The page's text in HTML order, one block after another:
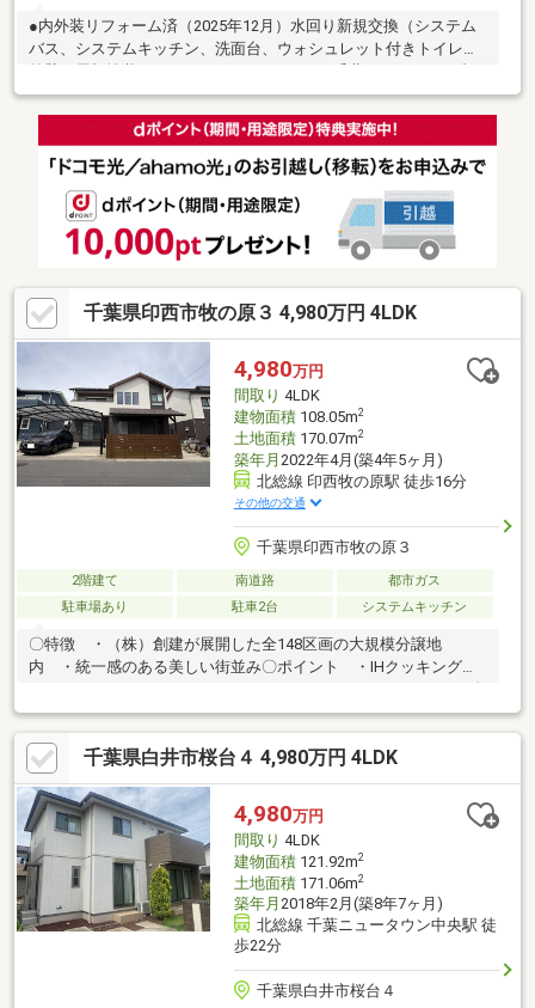
●内外装リフォーム済（2025年12月）水回り新規交換（システム
バス、システムキッチン、洗面台、ウォシュレット付きトイレ）
央駅より徒歩14分通勤や通学にも便利な立地です♪●大型ショッピ
ングセンター多数あり普段の買い物や、休日の家族とのお出かけ
にも楽しみが増えます♪●敷地70坪超の圧倒的ゆとり●カースペー
ス2台確保自己資金ゼロからの購入相談もトータルサポートしま
軽にお問い合わせください！
千葉県印西市牧の原３ 4,980万円 4LDK
4,980万円
間取り 4LDK
建物面積108.05m2
土地面積170.07m2
築年月 2022年4月(築4年5ヶ月)
北総線 印西牧の原駅 徒歩16分
その他の交通
千葉県印西市牧の原３
2階建て 南道路
都市ガス
駐車場あり
駐車2台 システムキッチン
〇特徴 ・（株）創建が展開した全148区画の大規模分譲地
内 ・統一感のある美しい街並み〇ポイント ・IHクッキングヒ
ーター ・エコキュート ・システムキッチン（タカラスタンダ
ード） ・食洗機 ・浴室換気乾燥機能付き ・LDK18帖の広
さ ・LDK上部に吹き抜け ・1階：和室4.5帖有り ・2階：3部
屋（8帖・5.2帖・5.2帖） ・トイレ2か所 ・バルコニー（水栓
有り） ・庭（散水栓有り） ・宅配ボックス完備 ・カーポー
ト2台分確保 ・太陽光パネル搭載〇耐震等級3取得〇地盤品質証
明書 ・運用開始 2022年5月24日 ・証明期間 20年間
千葉県白井市桜台４ 4,980万円 4LDK
4,980万円
間取り 4LDK
建物面積121.92m2
土地面積171.06m2
築年月 2018年2月(築8年7ヶ月)
北総線 千葉ニュータウン中央駅 徒
歩22分
千葉県白井市桜台４